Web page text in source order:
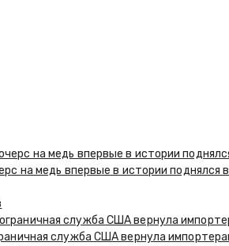
на медь впервые в истории поднялся
служба США вернула